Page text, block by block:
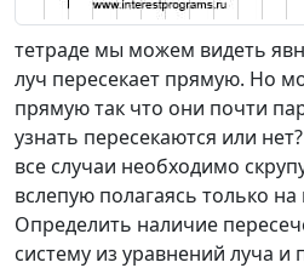
тетраде мы можем видеть
луч пересекает прямую. Но
прямую так что они почти
узнать пересекаются или
все случаи необходимо
вслепую полагаясь только
Определить наличие
систему из уравнений луча и